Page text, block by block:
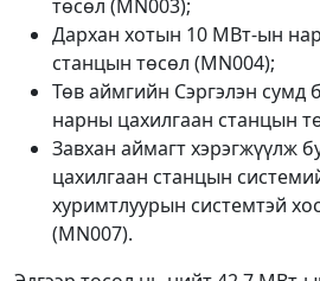
төсөл (MN003);
Дархан хотын 10 МВт-ын
станцын төсөл (MN004);
Төв аймгийн Сэргэлэн
нарны цахилгаан станцын
Завхан аймагт хэрэгжүүлж
цахилгаан станцын
хуримтлуурын системтэй
(MN007).